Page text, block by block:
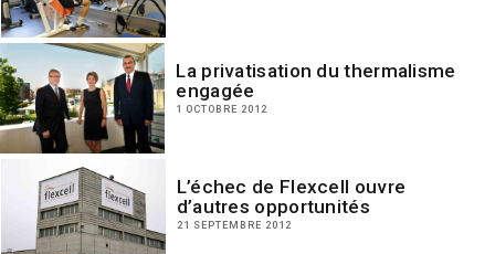
La privatisation du thermalisme
engagée
1 OCTOBRE 2012
L’échec de Flexcell ouvre
d’autres opportunités
21 SEPTEMBRE 2012